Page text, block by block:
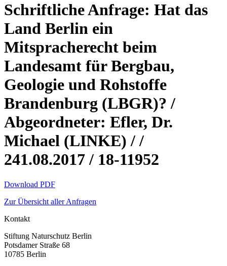
Schriftliche Anfrage: Hat das
Land Berlin ein
Mitspracherecht beim
Landesamt für Bergbau,
Geologie und Rohstoffe
Brandenburg (LBGR)? /
Abgeordneter: Efler, Dr.
Michael (LINKE) / /
241.08.2017 / 18-11952
Download PDF
Zur Übersicht aller Anfragen
Kontakt
Stiftung Naturschutz Berlin
Potsdamer Straße 68
10785 Berlin